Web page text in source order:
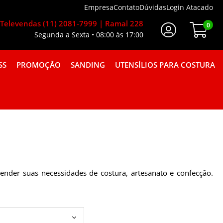
EmpresaContatoDúvidasLogin Atacado
PROMOÇÃO SANDING UTENSÍLIOS PARA COSTURA
Televendas (11) 2081-7999 | Ramal 228
Segunda a Sexta • 08:00 às 17:00
0
suas necessidades de costura, artesanato e confecção.